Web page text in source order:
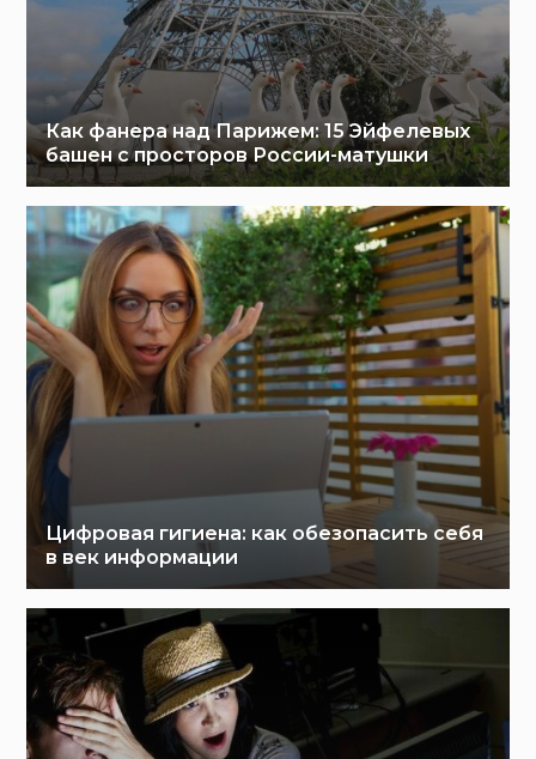
Как фанера над Парижем: 15 Эйфелевых
башен с просторов России-матушки
Цифровая гигиена: как обезопасить себя
в век информации